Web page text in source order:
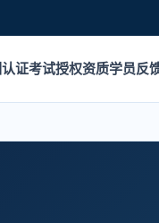
认证考试授权资质学员反